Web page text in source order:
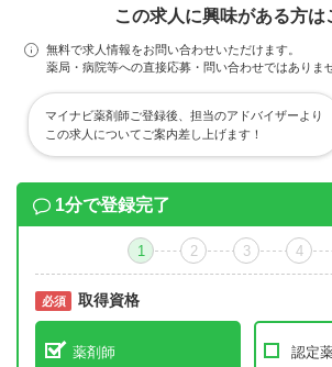
この求人に興味がある方は
無料で求人情報をお問い合わせいただけます。
薬局・病院等への直接応募・問い合わせではありま
マイナビ薬剤師ご登録後、担当のアドバイザーより
この求人についてご案内差し上げます！
1分で登録完了
1 2 3 4
必須 取得資格
薬剤師 認定